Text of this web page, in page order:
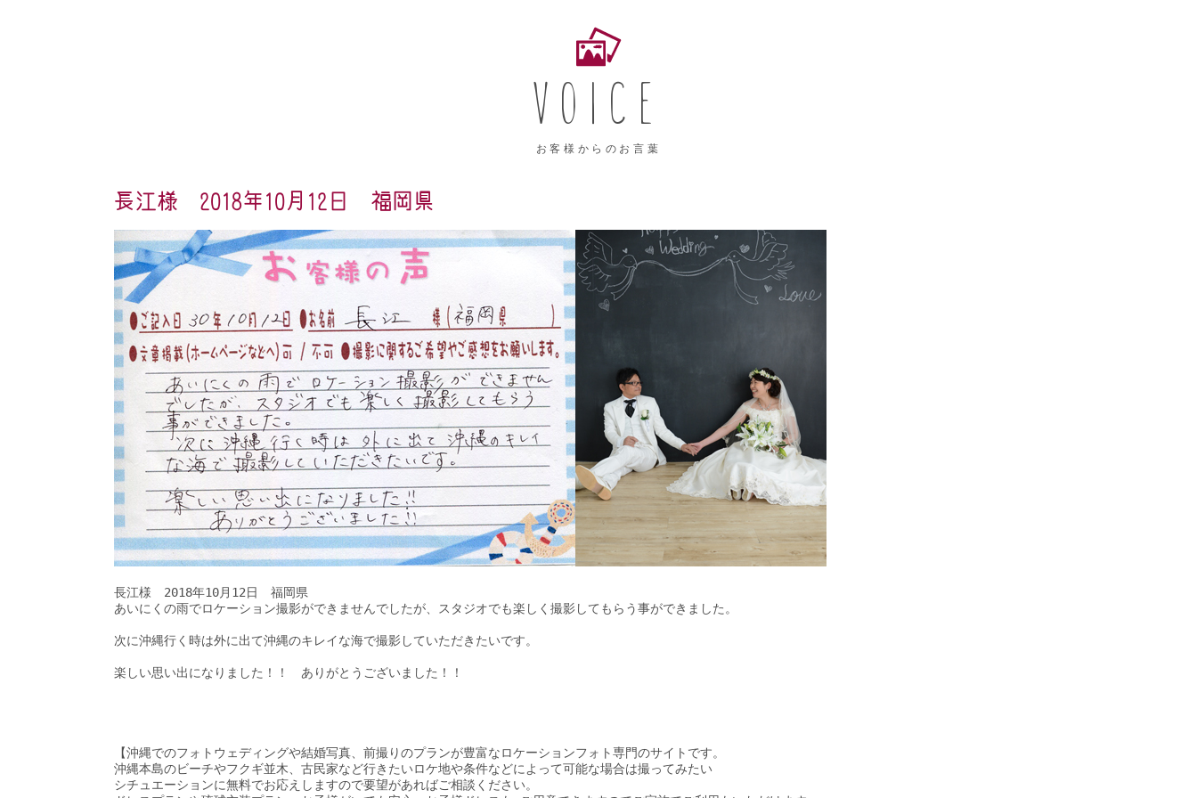
VOICE
お客様からのお言葉
長江様 2018年10月12日 福岡県
長江様　2018年10月12日　福岡県
あいにくの雨でロケーション撮影ができませんでしたが、スタジオでも楽しく撮影してもらう事ができました。
次に沖縄行く時は外に出て沖縄のキレイな海で撮影していただきたいです。
楽しい思い出になりました！！　ありがとうございました！！
【沖縄でのフォトウェディングや結婚写真、前撮りのプランが豊富なロケーションフォト専門のサイトです。
沖縄本島のビーチやフクギ並木、古民家など行きたいロケ地や条件などによって可能な場合は撮ってみたい
シチュエーションに無料でお応えしますので要望があればご相談ください。